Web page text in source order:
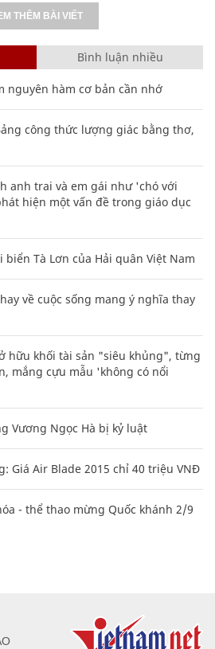
THÊM BÀI VIẾT
Bình luận nhiều
nguyên hàm cơ bản cần nhớ
công thức lượng giác bằng thơ,
anh trai và em gái như 'chó với
hiện một vấn đề trong giáo dục
Tà Lơn của Hải quân Việt Nam
về cuộc sống mang ý nghĩa thay
hữu khối tài sản "siêu khủng", từng
mắng cựu mẫu 'không có nổi
Vương Ngọc Hà bị kỷ luật
Giá Air Blade 2015 chỉ 40 triệu VNĐ
- thể thao mừng Quốc khánh 2/9